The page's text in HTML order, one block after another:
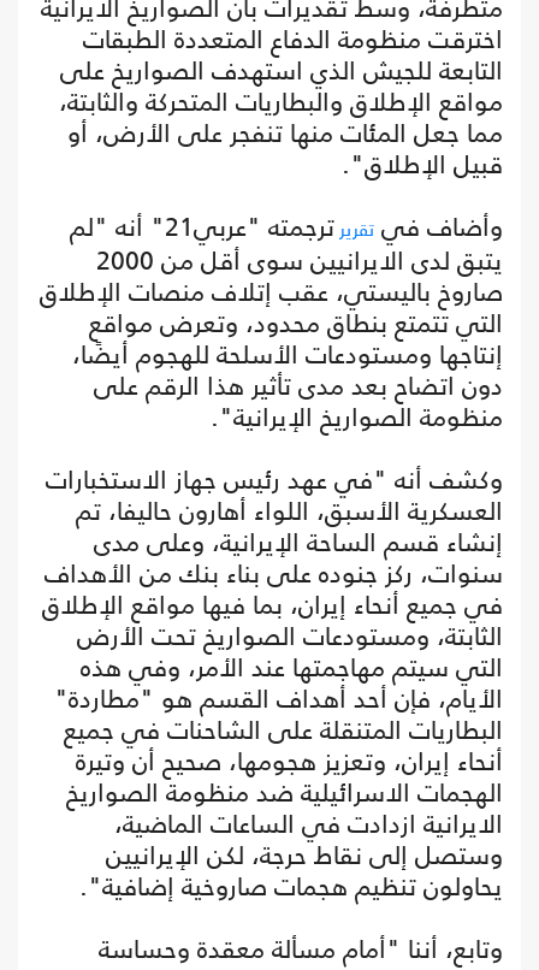
اخترقت منظومة الدفاع المتعددة الطبقات
التابعة للجيش الذي استهدف الصواريخ على
مواقع الإطلاق والبطاريات المتحركة والثابتة،
مما جعل المئات منها تنفجر على الأرض، أو
قبيل الإطلاق".
وأضاف في تقرير
ترجمته "عربي21" أنه "لم
يتبق لدى الايرانيين سوى أقل من 2000
صاروخ باليستي، عقب إتلاف منصات الإطلاق
التي تتمتع بنطاق محدود، وتعرض مواقع
إنتاجها ومستودعات الأسلحة للهجوم أيضًا،
دون اتضاح بعد مدى تأثير هذا الرقم على
منظومة الصواريخ الإيرانية".
وكشف أنه "في عهد رئيس جهاز الاستخبارات
العسكرية الأسبق، اللواء أهارون حاليفا، تم
إنشاء قسم الساحة الإيرانية، وعلى مدى
سنوات، ركز جنوده على بناء بنك من الأهداف
في جميع أنحاء إيران، بما فيها مواقع الإطلاق
الثابتة، ومستودعات الصواريخ تحت الأرض
التي سيتم مهاجمتها عند الأمر، وفي هذه
الأيام، فإن أحد أهداف القسم هو "مطاردة"
البطاريات المتنقلة على الشاحنات في جميع
أنحاء إيران، وتعزيز هجومها، صحيح أن وتيرة
الهجمات الاسرائيلية ضد منظومة الصواريخ
الايرانية ازدادت في الساعات الماضية،
وستصل إلى نقاط حرجة، لكن الإيرانيين
يحاولون تنظيم هجمات صاروخية إضافية".
وتابع، أننا "أمام مسألة معقدة وحساسة